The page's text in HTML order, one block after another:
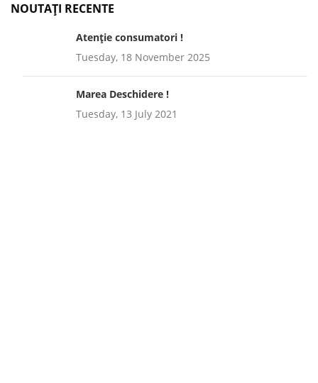
NOUTAȚI RECENTE
Atenție consumatori !
Tuesday, 18 November 2025
Marea Deschidere !
Tuesday, 13 July 2021